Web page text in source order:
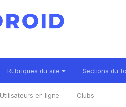
Rubriques du site Sections du
Utilisateurs en ligne Clubs